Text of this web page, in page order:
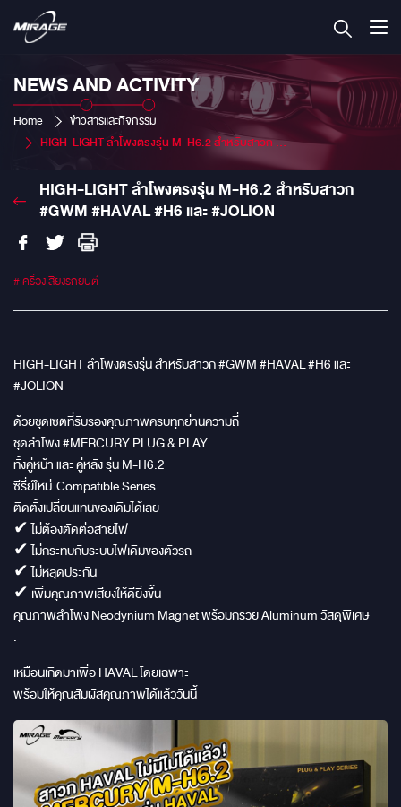
NEWS AND ACTIVITY
Home
ข่าวสารและกิจกรรม
HIGH-LIGHT ลำโพงตรงรุ่น M-H6.2 สำหรับสาวก #GWM #HAVAL #H6 และ #JOLION
HIGH-LIGHT ลำโพงตรงรุ่น M-H6.2 สำหรับสาวก
#GWM #HAVAL #H6 และ #JOLION
#เครื่องเสียงรถยนต์
HIGH-LIGHT ลำโพงตรงรุ่น สำหรับสาวก #GWM #HAVAL #H6 และ
#JOLION
ด้วยชุดเซตที่รับรองคุณภาพครบทุกย่านความถี่
ชุดลำโพง #MERCURY PLUG & PLAY
ทั้งคู่หน้า และ คู่หลัง รุ่น M-H6.2
ซีรี่ย์ใหม่ Compatible Series
ติดตั้งเปลี่ยนแทนของเดิมได้เลย
✔ ไม่ต้องตัดต่อสายไฟ
✔ ไม่กระทบกับระบบไฟเดิมของตัวรถ
✔ ไม่หลุดประกัน
✔ เพิ่มคุณภาพเสียงให้ดียิ่งขึ้น
คุณภาพลำโพง Neodynium Magnet พร้อมกรวย Aluminum วัสดุพิเศษ
.
เหมือนเกิดมาเพิ่อ HAVAL โดยเฉพาะ
พร้อมให้คุณสัมผัสคุณภาพได้แล้ววันนี้